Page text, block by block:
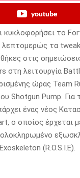
youtube
κυκλοφορήσει το
λεπτομερώς τα
στις
στη λειτουργία
ώρας Team
Shotgun Pump. Για
ένας νέος
ο οποίος έρχεται
(R.O.S.I.E).